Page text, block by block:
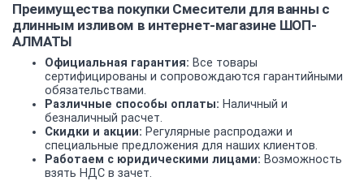
Преимущества покупки Смесители для ванны с
длинным изливом в интернет-магазине ШОП-
АЛМАТЫ
Официальная гарантия: Все товары
сертифицированы и сопровождаются гарантийными
обязательствами.
Различные способы оплаты: Наличный и
безналичный расчет.
Скидки и акции: Регулярные распродажи и
специальные предложения для наших клиентов.
Работаем с юридическими лицами: Возможность
взять НДС в зачет.